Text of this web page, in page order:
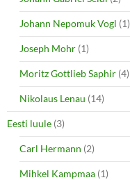
Johann Nepomuk Vogl (1)
Joseph Mohr (1)
Moritz Gottlieb Saphir (4)
Nikolaus Lenau (14)
Eesti luule (3)
Carl Hermann (2)
Mihkel Kampmaa (1)